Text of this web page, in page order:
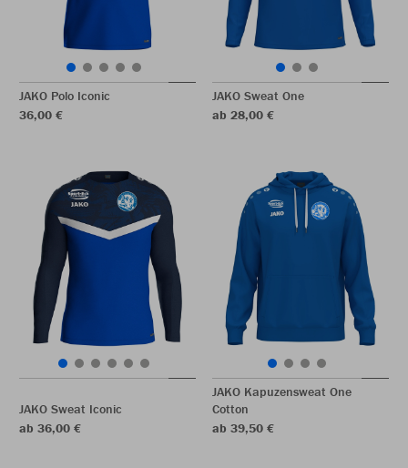
JAKO Polo Iconic
36,00 €
JAKO Sweat One
ab 28,00 €
JAKO Sweat Iconic
ab 36,00 €
JAKO Kapuzensweat One
Cotton
ab 39,50 €